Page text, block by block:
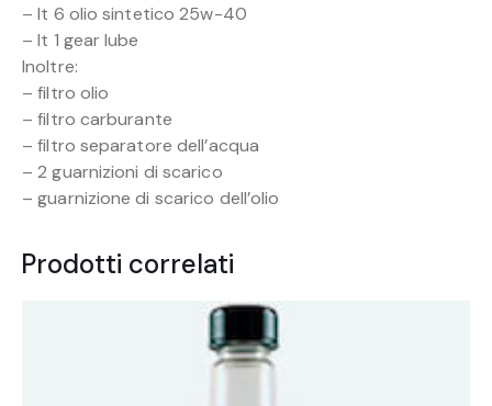
– lt 6 olio sintetico 25w-40
– lt 1 gear lube
Inoltre:
– filtro olio
– filtro carburante
– filtro separatore dell’acqua
– 2 guarnizioni di scarico
– guarnizione di scarico dell’olio
Prodotti correlati